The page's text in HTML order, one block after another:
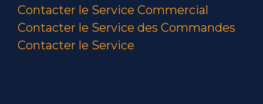
Contacter le Service Commercial
Contacter le Service des Commandes
Contacter le Service